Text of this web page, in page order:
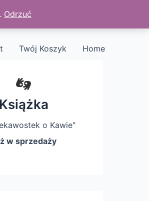
Odrzuć
Twój Koszyk Home
Książka
o Kawie"
w sprzedaży